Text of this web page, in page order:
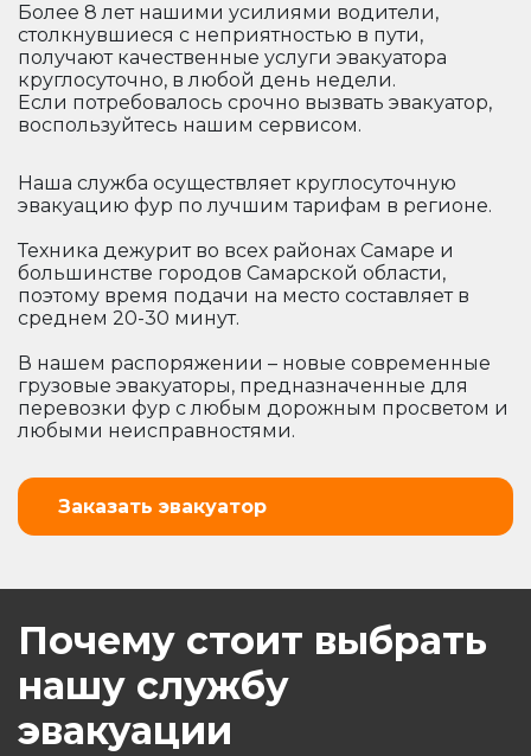
Более 8 лет нашими усилиями водители,
столкнувшиеся с неприятностью в пути,
получают качественные услуги эвакуатора
круглосуточно, в любой день недели.
Если потребовалось срочно вызвать эвакуатор,
воспользуйтесь нашим сервисом.
Наша служба осуществляет круглосуточную
эвакуацию фур по лучшим тарифам в регионе.
Техника дежурит во всех районах Самаре и
большинстве городов Самарской области,
поэтому время подачи на место составляет в
среднем 20-30 минут.
В нашем распоряжении – новые современные
грузовые эвакуаторы, предназначенные для
перевозки фур с любым дорожным просветом и
любыми неисправностями.
Заказать эвакуатор
Почему стоит выбрать
нашу службу
эвакуации